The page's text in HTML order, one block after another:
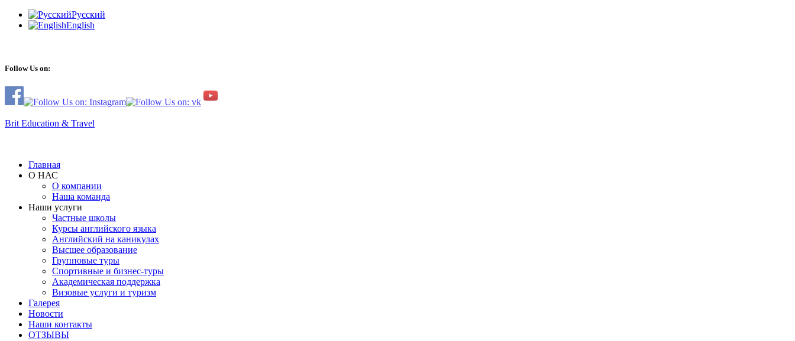
Русский
English
Follow Us on:
Brit Education & Travel
Главная
О НАС
О компании
Наша команда
Наши услуги
Частные школы
Курсы английского языка
Английский на каникулах
Высшее образование
Групповые туры
Спортивные и бизнес-туры
Академическая поддержка
Визовые услуги и туризм
Галерея
Новости
Наши контакты
ОТЗЫВЫ